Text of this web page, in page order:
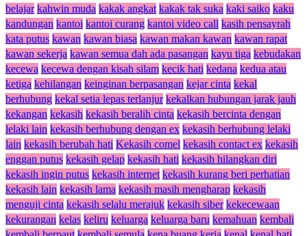
belajar kahwin muda kakak angkat kakak tak suka kaki saiko kaku
kandungan kantoi kantoi curang kantoi video call kasih pensayrah
kata putus kawan kawan biasa kawan makan kawan kawan rapat
kawan sekerja kawan semua dah ada pasangan kayu tiga kebudakan
kecewa kecewa dengan kisah silam kecik hati kedana kedua atau
ketiga kehilangan keinginan berpasangan kejar cinta kekal
berhubung kekal setia lepas terlanjur kekalkan hubungan jarak jauh
kekangan kekasih kekasih beralih cinta kekasih bercinta dengan
lelaki lain kekasih berhubung dengan ex kekasih berhubung lelaki
lain kekasih berubah hati Kekasih comel kekasih contact ex kekasih
enggan putus kekasih gelap kekasih hati kekasih hilangkan diri
kekasih ingin putus kekasih internet kekasih kurang beri perhatian
kekasih lain kekasih lama kekasih masih mengharap kekasih
menguji cinta kekasih selalu merajuk kekasih siber kekecewaan
kekurangan kelas keliru keluarga keluarga baru kemahuan kembali